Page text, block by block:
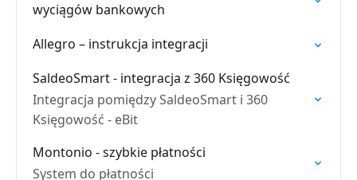
wyciągów bankowych
Allegro – instrukcja integracji
SaldeoSmart - integracja z 360 Księgowość
Integracja pomiędzy SaldeoSmart i 360
Księgowość - eBit
Montonio - szybkie płatności
System do płatności